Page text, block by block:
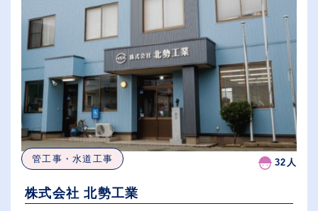
管工事・水道工事 32人
株式会社 北勢工業